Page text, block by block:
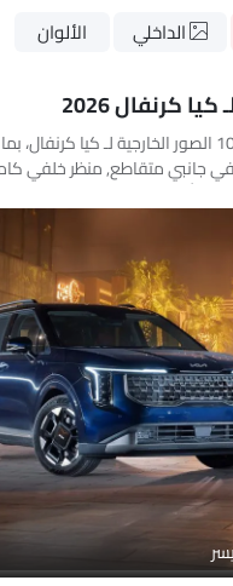
الداخلي الألوان
كرنفال 2026
استكشف جميع 10 الصور الخارجية لـ كيا
جانبي متقاطع, منظر خلفي
أمامي, مصباح خلفي, عجلة,
مفتوحة, عرض متوسط خلفي